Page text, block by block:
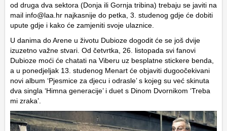
od druga dva sektora (Donja ili Gornja tribina) trebaju se javiti na
mail info@laa.hr najkasnije do petka, 3. studenog gdje će dobiti
upute gdje i kako će zamjeniti svoje ulaznice.
U danima do Arene u životu Dubioze dogodit će se još dvije
izuzetno važne stvari. Od četvrtka, 26. listopada svi fanovi
Dubioze moći će chatati na Viberu uz besplatne stickere benda,
a u ponedjeljak 13. studenog Menart će objaviti dugoočekivani
novi album ‘Pjesmice za djecu i odrasle’ s kojeg su već skinuta
dva singla ‘Himna generacije’ i duet s Dinom Dvornikom ‘Treba
mi zraka’.